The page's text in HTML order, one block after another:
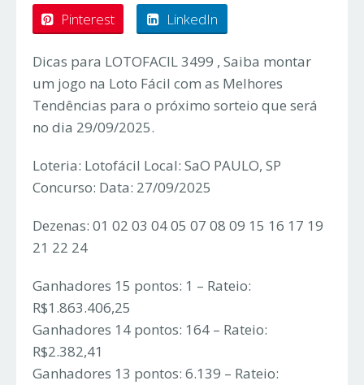
Pinterest LinkedIn
Dicas para LOTOFACIL 3499 , Saiba montar
um jogo na Loto Fácil com as Melhores
Tendências para o próximo sorteio que será
no dia 29/09/2025.
Loteria: Lotofácil Local: SaO PAULO, SP
Concurso: Data: 27/09/2025
Dezenas: 01 02 03 04 05 07 08 09 15 16 17 19
21 22 24
Ganhadores 15 pontos: 1 – Rateio:
R$1.863.406,25
Ganhadores 14 pontos: 164 – Rateio:
R$2.382,41
Ganhadores 13 pontos: 6.139 – Rateio: